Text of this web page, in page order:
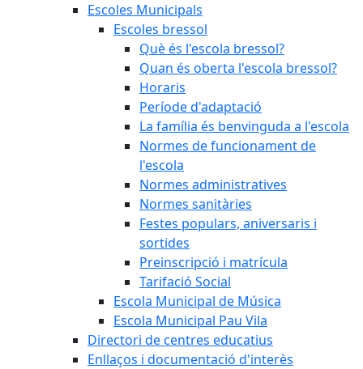
Escoles Municipals
Escoles bressol
Què és l'escola bressol?
Quan és oberta l'escola bressol?
Horaris
Període d'adaptació
La família és benvinguda a l'escola
Normes de funcionament de
l'escola
Normes administratives
Normes sanitàries
Festes populars, aniversaris i
sortides
Preinscripció i matrícula
Tarifació Social
Escola Municipal de Música
Escola Municipal Pau Vila
Directori de centres educatius
Enllaços i documentació d'interès